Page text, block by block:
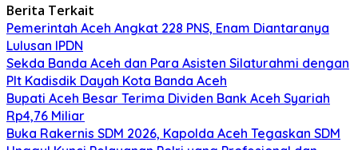
Berita Terkait
Pemerintah Aceh Angkat 228 PNS, Enam Diantaranya
Lulusan IPDN
Sekda Banda Aceh dan Para Asisten Silaturahmi dengan
Plt Kadisdik Dayah Kota Banda Aceh
Bupati Aceh Besar Terima Dividen Bank Aceh Syariah
Rp4,76 Miliar
Buka Rakernis SDM 2026, Kapolda Aceh Tegaskan SDM